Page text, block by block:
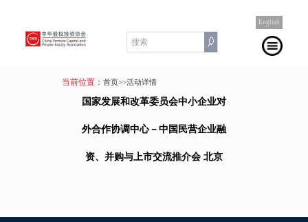
English
当前位置： 首页>>活动详情
国家发展和改革委员会中小企业对
外合作协调中心－中国民营企业融
资、并购与上市交流推介会 北京